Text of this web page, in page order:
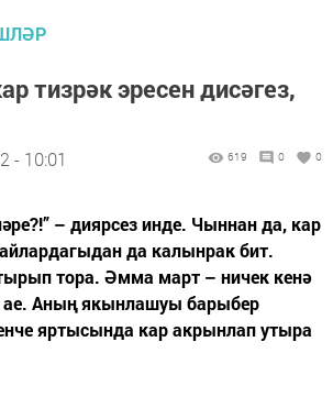
тизрәк эресен дисәгез,
- 10:01 619 0 0
– диярсез инде. Чыннан да, кар
да калынрак бит.
тора. Әмма март – ничек кенә
ае. Аның якынлашуы барыбер
яртысында кар акрынлап утыра